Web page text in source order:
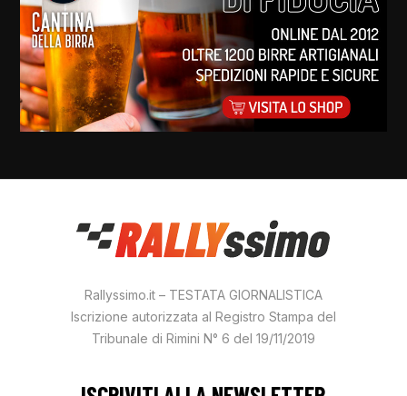
Rallyssimo.it – TESTATA GIORNALISTICA
Iscrizione autorizzata al Registro Stampa del
Tribunale di Rimini N° 6 del 19/11/2019